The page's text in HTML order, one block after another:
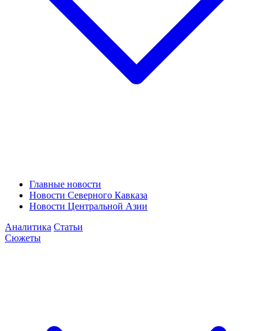
Главные новости
Новости Северного Кавказа
Новости Центральной Азии
Аналитика Статьи
Сюжеты